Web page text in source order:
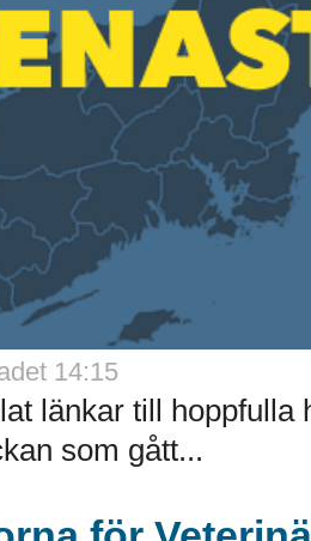
14:15
länkar till
som gått...